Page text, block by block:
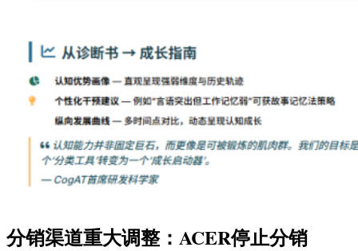
分销渠道重大调整：ACER停止分销